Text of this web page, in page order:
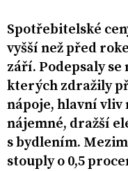
Spotřebitelské
vyšší než před
září. Podepsaly
kterých zdražily
nápoje, hlavní vliv
nájemné, dražší
s bydlením.
stouply o 0,5